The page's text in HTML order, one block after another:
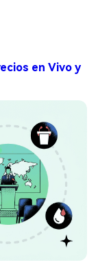
en Vivo y